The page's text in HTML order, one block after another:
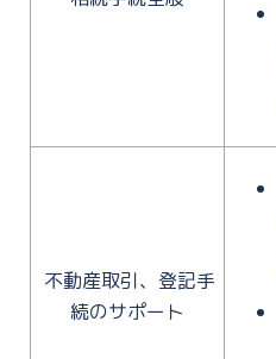
不動産取引、登記手
続のサポート